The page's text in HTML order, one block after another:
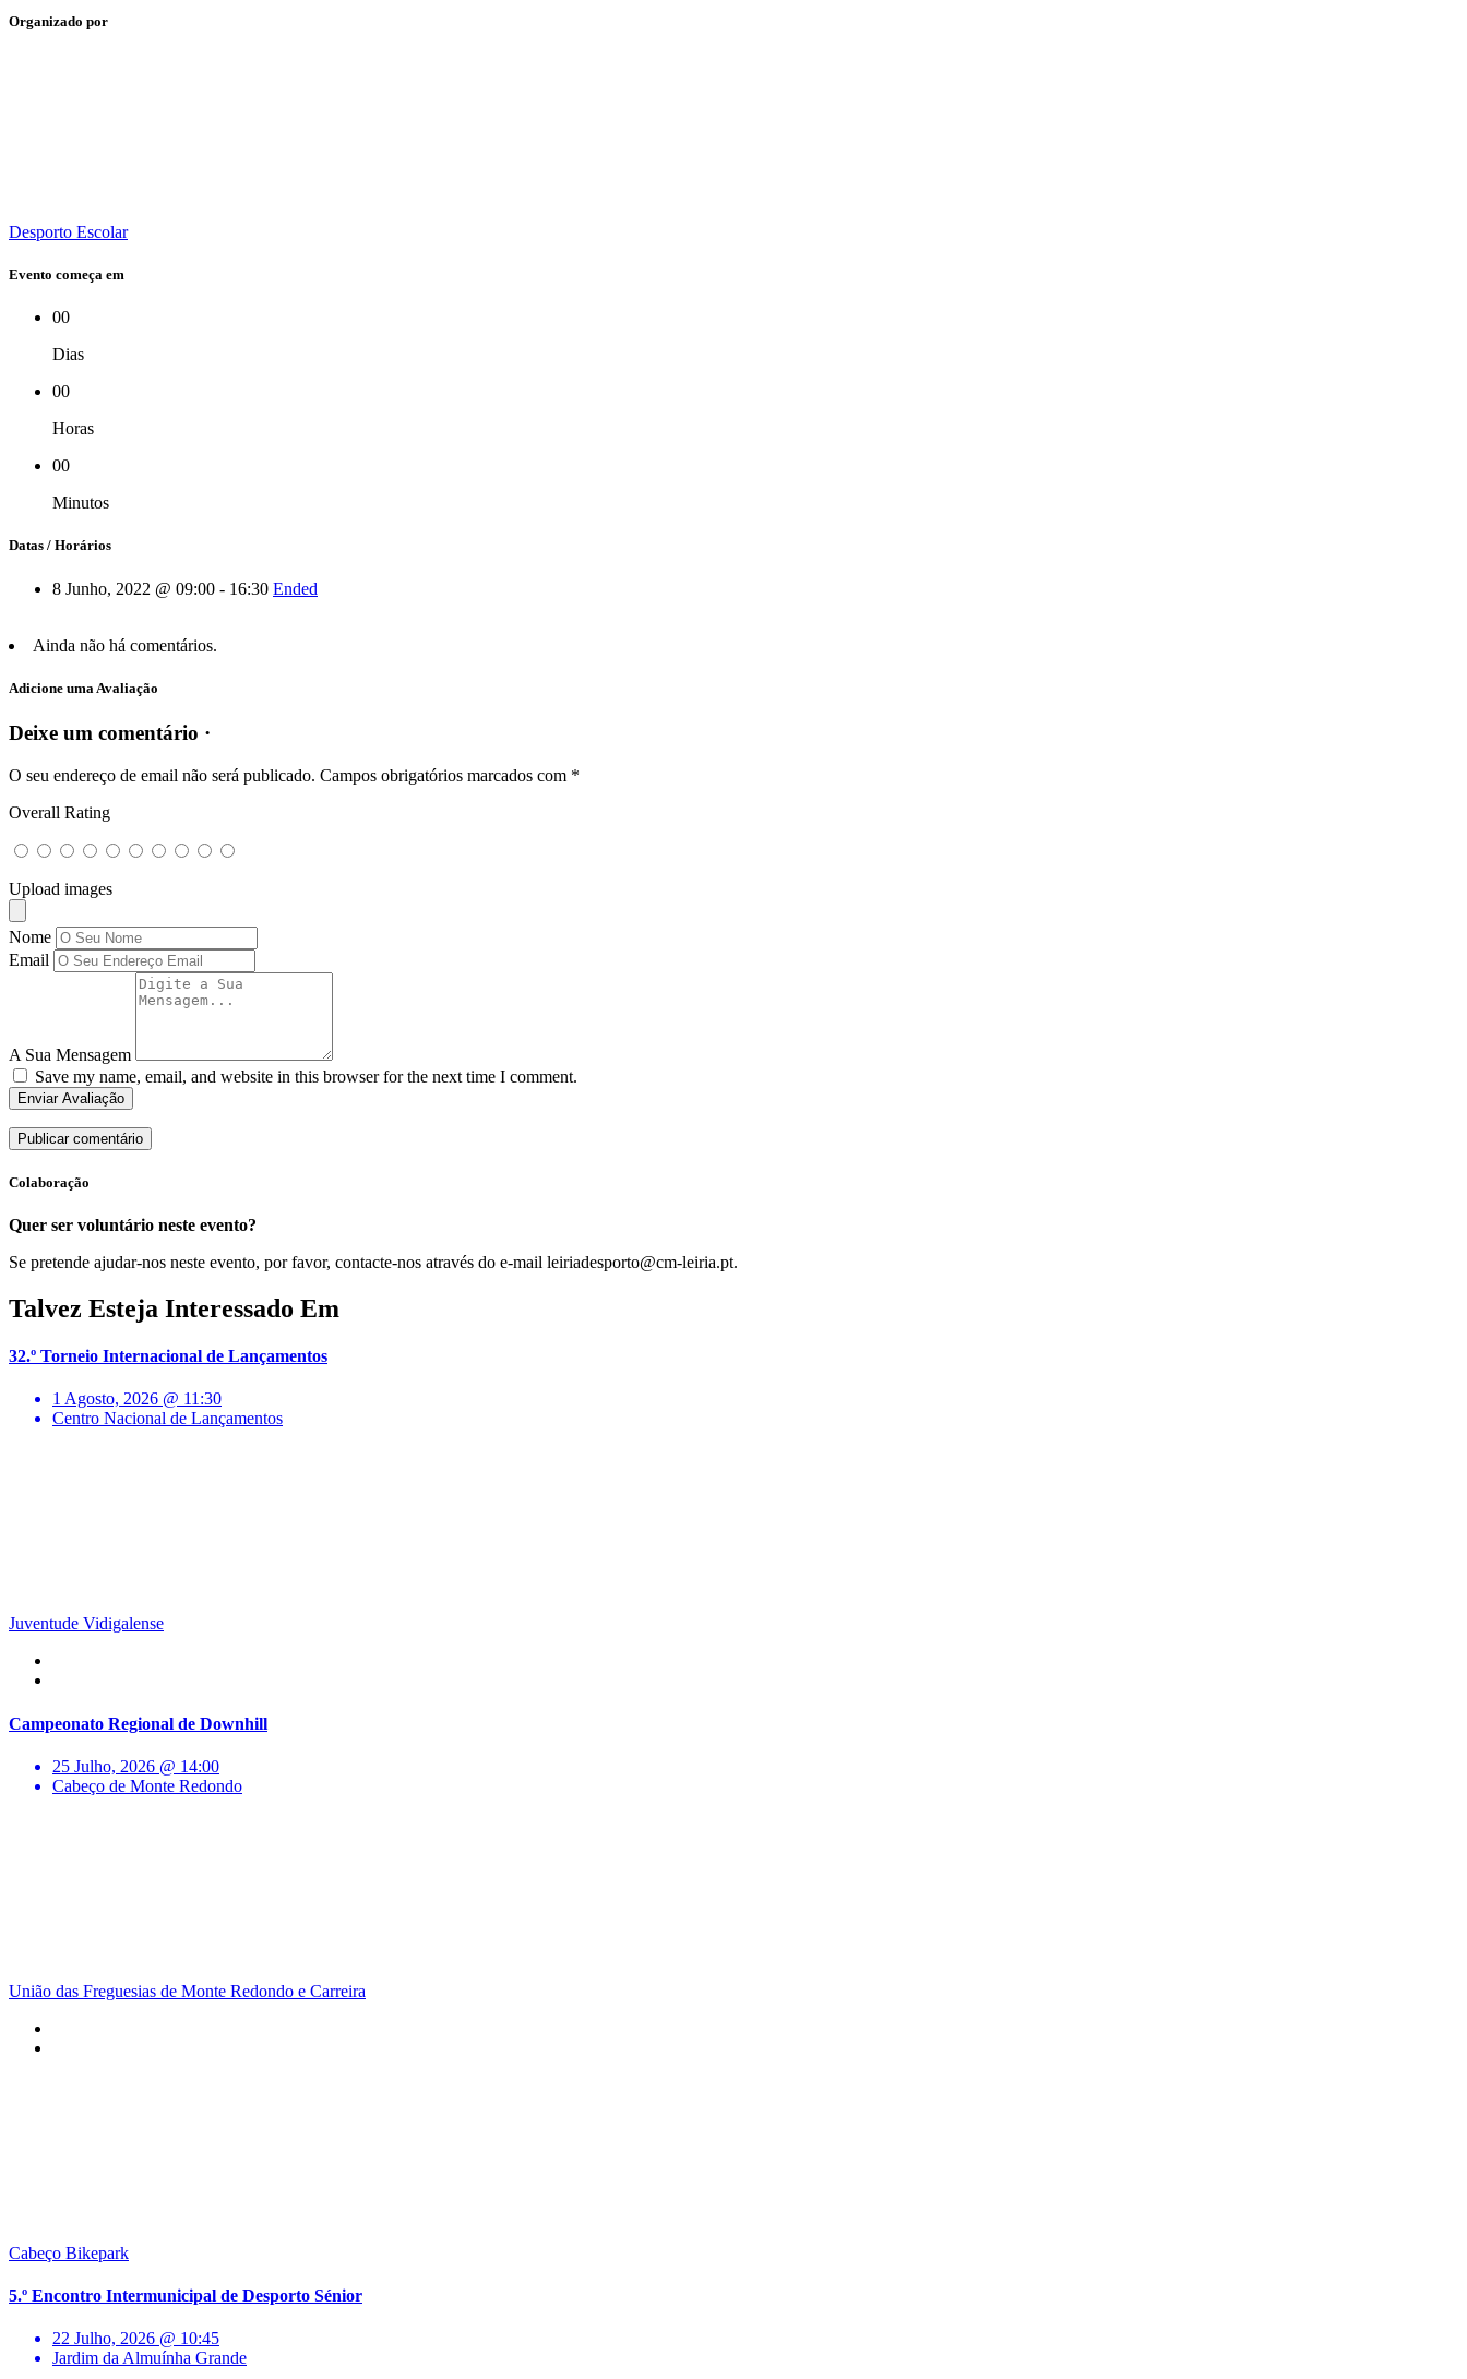
Organizado por
Desporto Escolar
Evento começa em
00
Dias
00
Horas
00
Minutos
Datas / Horários
8 Junho, 2022 @ 09:00 - 16:30 Ended
Ainda não há comentários.
Adicione uma Avaliação
Deixe um comentário ·
O seu endereço de email não será publicado. Campos obrigatórios marcados com *
Overall Rating
Upload images
Nome
Email
A Sua Mensagem
Save my name, email, and website in this browser for the next time I comment.
Enviar Avaliação
Colaboração
Quer ser voluntário neste evento?
Se pretende ajudar-nos neste evento, por favor, contacte-nos através do e-mail leiriadesporto@cm-leiria.pt.
Talvez Esteja Interessado Em
32.º Torneio Internacional de Lançamentos
1 Agosto, 2026 @ 11:30
Centro Nacional de Lançamentos
Juventude Vidigalense
Campeonato Regional de Downhill
25 Julho, 2026 @ 14:00
Cabeço de Monte Redondo
União das Freguesias de Monte Redondo e Carreira
Cabeço Bikepark
5.º Encontro Intermunicipal de Desporto Sénior
22 Julho, 2026 @ 10:45
Jardim da Almuínha Grande